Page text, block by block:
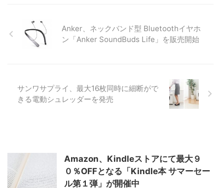
Anker、ネックバンド型 Bluetoothイヤホ
ン「Anker SoundBuds Life」を販売開始
サンワサプライ、最大16枚同時に細断がで
きる電動シュレッダーを発売
Amazon、Kindleストアにて最大９
０％OFFとなる「Kindle本 サマーセー
ル第１弾」が開催中